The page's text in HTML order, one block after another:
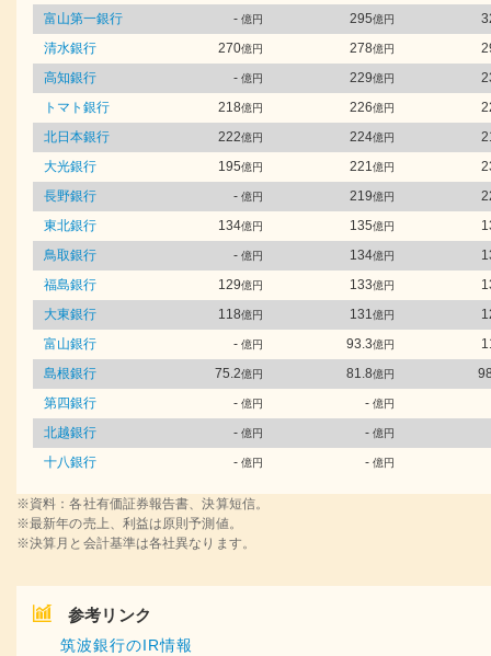
富山第一銀行 - 億円 295億円
清水銀行
270億円 278億円
高知銀行
- 億円 229億円
トマト銀行
218億円 226億円
北日本銀行
222億円 224億円
大光銀行
195億円 221億円
長野銀行
- 億円 219億円
東北銀行
134億円 135億円
鳥取銀行
- 億円 134億円
福島銀行
129億円 133億円
大東銀行
118億円 131億円
富山銀行
- 億円 93.3億円
島根銀行
75.2億円 81.8億円
第四銀行
- 億円 - 億円
北越銀行 - 億円 - 億円
十八銀行 - 億円 - 億円
※資料：各社有価証券報告書、決算短信。
※最新年の売上、利益は原則予測値。
※決算月と会計基準は各社異なります。
参考リンク
筑波銀行のIR情報